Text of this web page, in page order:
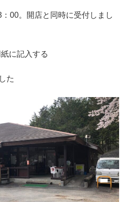
00。開店と同時に受付しまし
に記入する
た